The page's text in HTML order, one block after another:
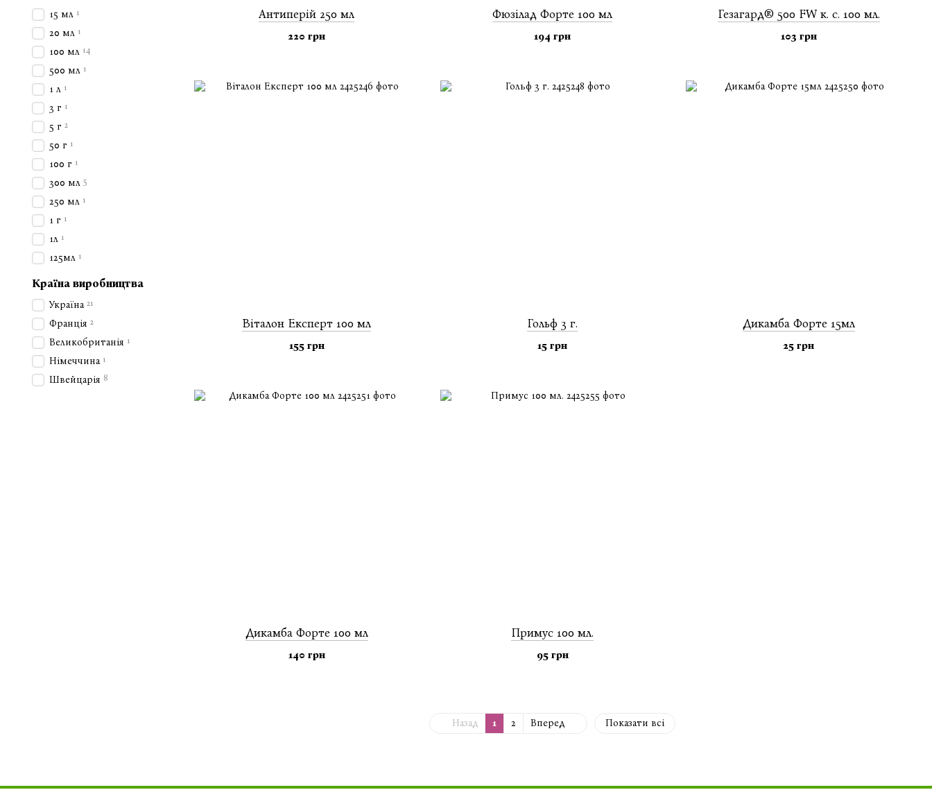
Антиперій 250 мл
220 грн
Фюзілад Форте 100 мл
194 грн
Гезагард® 500 FW к. с. 100 мл.
103 грн
Віталон Експерт 100 мл
155 грн
Гольф 3 г.
15 грн
Дикамба Форте 15мл
25 грн
Дикамба Форте 100 мл
140 грн
Примус 100 мл.
95 грн
Назад 1 2 Вперед Показати всі
15 мл 1
20 мл 1
100 мл 14
500 мл 1
1 л 1
3 г 1
5 г 2
50 г 1
100 г 1
300 мл 5
250 мл 1
1 г 1
1л 1
125мл 1
Країна виробництва
Україна 21
Франція 2
Великобританія 1
Німеччина 1
Швейцарія 8